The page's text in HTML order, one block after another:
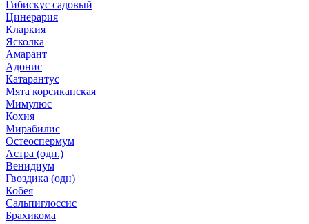
Гибискус садовый
Цинерария
Кларкия
Ясколка
Амарант
Адонис
Катарантус
Мята корсиканская
Мимулюс
Кохия
Мирабилис
Остеоспермум
Астра (одн.)
Венидиум
Гвоздика (одн)
Кобея
Сальпиглоссис
Брахикома